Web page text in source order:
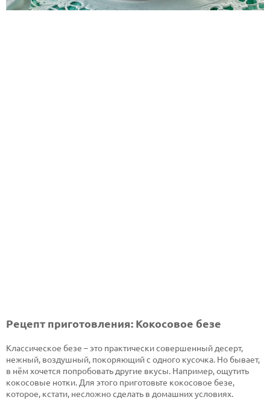
Рецепт приготовления: Кокосовое безе
Классическое безе – это практически совершенный десерт,
нежный, воздушный, покоряющий с одного кусочка. Но бывает,
в нём хочется попробовать другие вкусы. Например, ощутить
кокосовые нотки. Для этого приготовьте кокосовое безе,
которое, кстати, несложно сделать в домашних условиях.